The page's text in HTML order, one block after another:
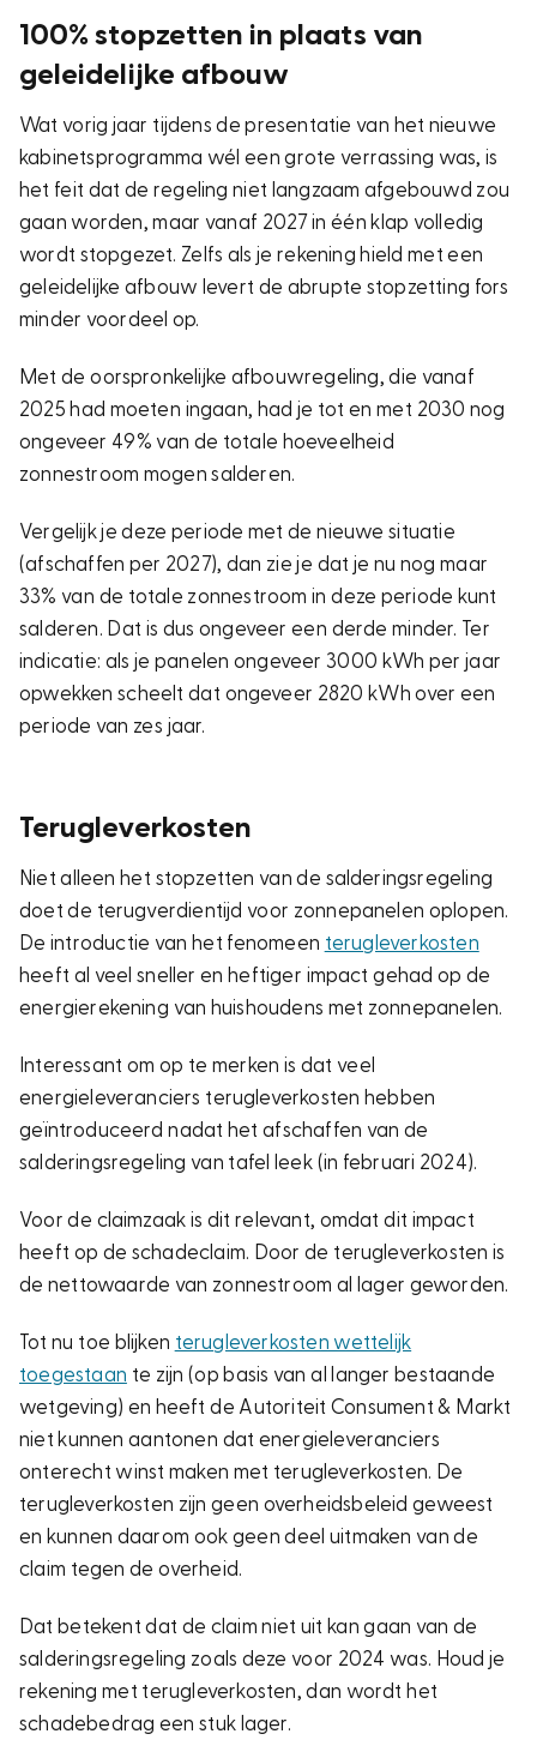
100% stopzetten in plaats van
geleidelijke afbouw
Wat vorig jaar tijdens de presentatie van het nieuwe
kabinetsprogramma wél een grote verrassing was, is
het feit dat de regeling niet langzaam afgebouwd zou
gaan worden, maar vanaf 2027 in één klap volledig
wordt stopgezet. Zelfs als je rekening hield met een
geleidelijke afbouw levert de abrupte stopzetting fors
minder voordeel op.
Met de oorspronkelijke afbouwregeling, die vanaf
2025 had moeten ingaan, had je tot en met 2030 nog
ongeveer 49% van de totale hoeveelheid
zonnestroom mogen salderen.
Vergelijk je deze periode met de nieuwe situatie
(afschaffen per 2027), dan zie je dat je nu nog maar
33% van de totale zonnestroom in deze periode kunt
salderen. Dat is dus ongeveer een derde minder. Ter
indicatie: als je panelen ongeveer 3000 kWh per jaar
opwekken scheelt dat ongeveer 2820 kWh over een
periode van zes jaar.
Terugleverkosten
Niet alleen het stopzetten van de salderingsregeling
doet de terugverdientijd voor zonnepanelen oplopen.
De introductie van het fenomeen terugleverkosten
heeft al veel sneller en heftiger impact gehad op de
energierekening van huishoudens met zonnepanelen.
Interessant om op te merken is dat veel
energieleveranciers terugleverkosten hebben
geïntroduceerd nadat het afschaffen van de
salderingsregeling van tafel leek (in februari 2024).
Voor de claimzaak is dit relevant, omdat dit impact
heeft op de schadeclaim. Door de terugleverkosten is
de nettowaarde van zonnestroom al lager geworden.
Tot nu toe blijken terugleverkosten wettelijk
toegestaan te zijn (op basis van al langer bestaande
wetgeving) en heeft de Autoriteit Consument & Markt
niet kunnen aantonen dat energieleveranciers
onterecht winst maken met terugleverkosten. De
terugleverkosten zijn geen overheidsbeleid geweest
en kunnen daarom ook geen deel uitmaken van de
claim tegen de overheid.
Dat betekent dat de claim niet uit kan gaan van de
salderingsregeling zoals deze voor 2024 was. Houd je
rekening met terugleverkosten, dan wordt het
schadebedrag een stuk lager.